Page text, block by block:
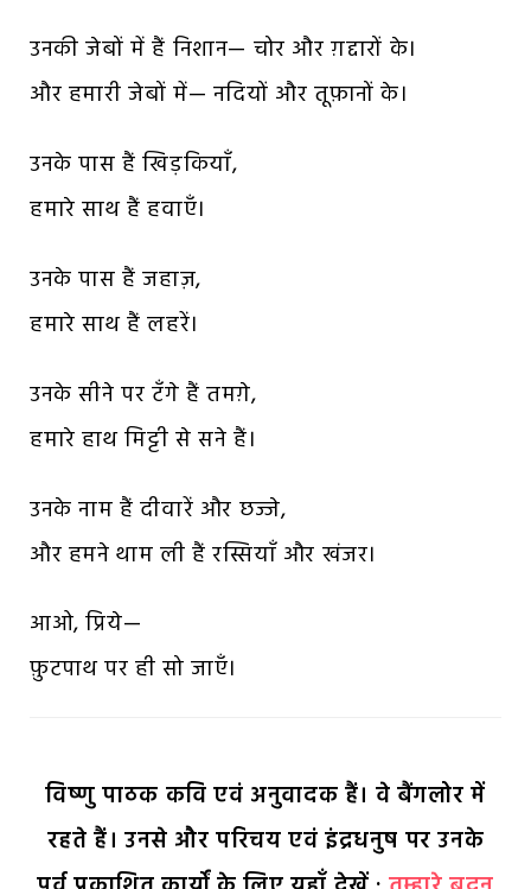
उनकी जेबों में हैं निशान— चोर और ग़द्दारों के।
और हमारी जेबों में— नदियों और तूफ़ानों के।
उनके पास हैं खिड़कियाँ,
हमारे साथ हैं हवाएँ।
उनके पास हैं जहाज़,
हमारे साथ हैं लहरें।
उनके सीने पर टँगे हैं तमग़े,
हमारे हाथ मिट्टी से सने हैं।
उनके नाम हैं दीवारें और छज्जे,
और हमने थाम ली हैं रस्सियाँ और खंजर।
आओ, प्रिये—
फ़ुटपाथ पर ही सो जाएँ।
विष्णु पाठक कवि एवं अनुवादक हैं। वे बैंगलोर में
रहते हैं। उनसे और परिचय एवं इंद्रधनुष पर उनके